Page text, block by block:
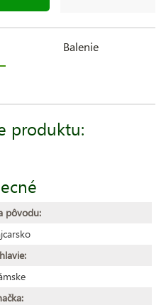
Balenie
produktu:
pôvodu: